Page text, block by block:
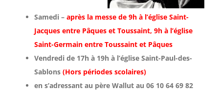
Samedi – après la messe de 9h à l’église Saint-
Jacques entre Pâques et Toussaint, 9h à l’église
Saint-Germain entre Toussaint et Pâques
Vendredi de 17h à 19h à l’église Saint-Paul-des-
Sablons (Hors périodes scolaires)
en s’adressant au père Wallut au 06 10 64 69 82